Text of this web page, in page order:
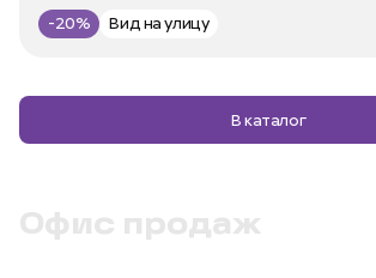
-20% Вид на улицу
В каталог
Офис продаж